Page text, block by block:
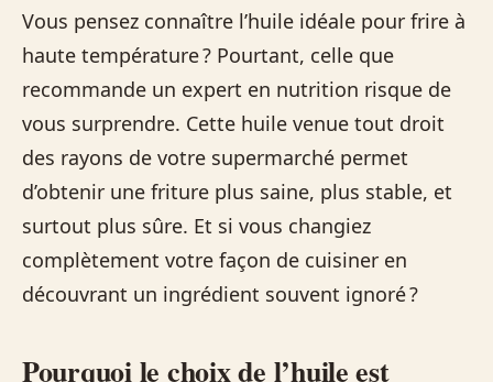
Vous pensez connaître l’huile idéale pour frire à
haute température ? Pourtant, celle que
recommande un expert en nutrition risque de
vous surprendre. Cette huile venue tout droit
des rayons de votre supermarché permet
d’obtenir une friture plus saine, plus stable, et
surtout plus sûre. Et si vous changiez
complètement votre façon de cuisiner en
découvrant un ingrédient souvent ignoré ?
Pourquoi le choix de l’huile est